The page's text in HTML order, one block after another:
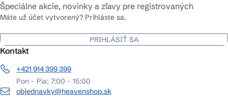
Špeciálne akcie, novinky a zľavy pre registrovaných
Máte už účet vytvorený? Prihláste sa.
PRIHLÁSIŤ SA
Kontakt
+421 914 399 399
Pon - Pia: 7:00 - 15:00
objednavky@heavenshop.sk